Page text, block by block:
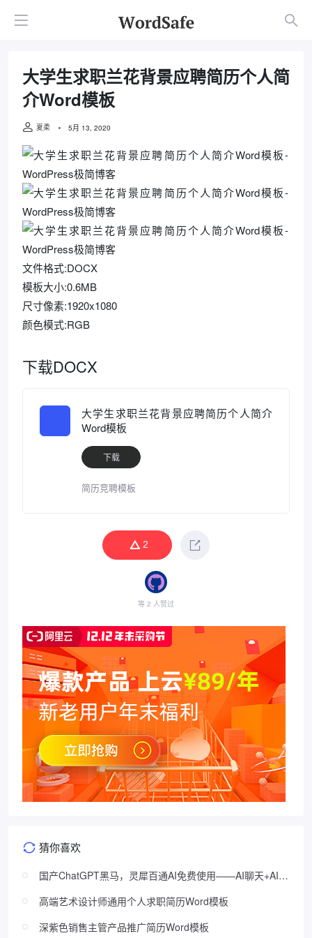
大学生求职兰花背景应聘简历个人简
介Word模板
夏柔 5月 13, 2020
文件格式:DOCX
模板大小:0.6MB
尺寸像素:1920x1080
颜色模式:RGB
下载DOCX
大学生求职兰花背景应聘简历个人简介
Word模板
下载
简历竞聘模板
2
等 2 人赞过
猜你喜欢
国产ChatGPT黑马，灵犀百通AI免费使用——AI聊天+AI绘
高端艺术设计师通用个人求职简历Word模板
深紫色销售主管产品推广简历Word模板